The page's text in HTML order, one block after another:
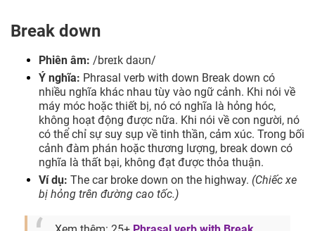
Break down
Phiên âm: /breɪk daʊn/
Ý nghĩa: Phrasal verb with down Break down có
nhiều nghĩa khác nhau tùy vào ngữ cảnh. Khi nói về
máy móc hoặc thiết bị, nó có nghĩa là hỏng hóc,
không hoạt động được nữa. Khi nói về con người, nó
có thể chỉ sự suy sụp về tinh thần, cảm xúc. Trong bối
cảnh đàm phán hoặc thương lượng, break down có
nghĩa là thất bại, không đạt được thỏa thuận.
Ví dụ: The car broke down on the highway. (Chiếc xe
bị hỏng trên đường cao tốc.)